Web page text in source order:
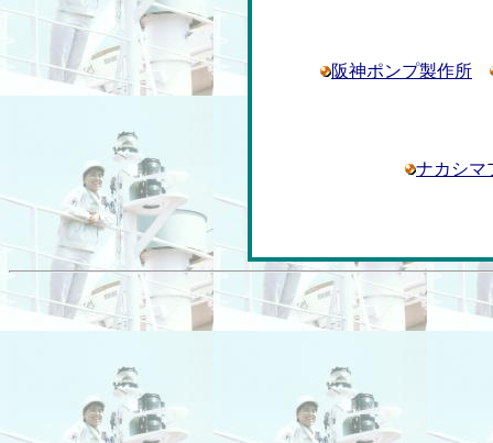
阪神ポンプ製作所
ナカシマ